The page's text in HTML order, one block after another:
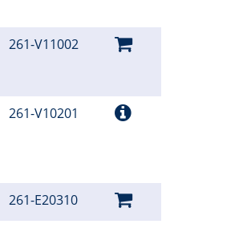
261-V11002
261-V10201
261-E20310